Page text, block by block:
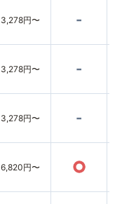
3,278円〜 -
3,278円〜 -
3,278円〜 -
6,820円〜 ○